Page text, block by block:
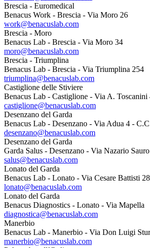
Brescia - Euromedical
Benacus Work - Brescia - Via Moro 26
work@benacuslab.com
Brescia - Moro
Benacus Lab - Brescia - Via Moro 34
moro@benacuslab.com
Brescia - Triumplina
Benacus Lab - Brescia - Via Triumplina 254
triumplina@benacuslab.com
Castiglione delle Stiviere
Benacus Lab - Castiglione - Via A. Toscanini
castiglione@benacuslab.com
Desenzano del Garda
Benacus Lab - Desenzano - Via Adua 4 -
desenzano@benacuslab.com
Desenzano del Garda
Garda Salus - Desenzano - Via Nazario
salus@benacuslab.com
Lonato del Garda
Benacus Lab - Lonato - Via Cesare Battisti 28
lonato@benacuslab.com
Lonato del Garda
Benacus Diagnostics - Lonato - Via Mapella
diagnostica@benacuslab.com
Manerbio
Benacus Lab - Manerbio - Via Don Luigi
manerbio@benacuslab.com